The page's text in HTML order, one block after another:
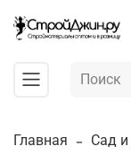
Главная Сад и